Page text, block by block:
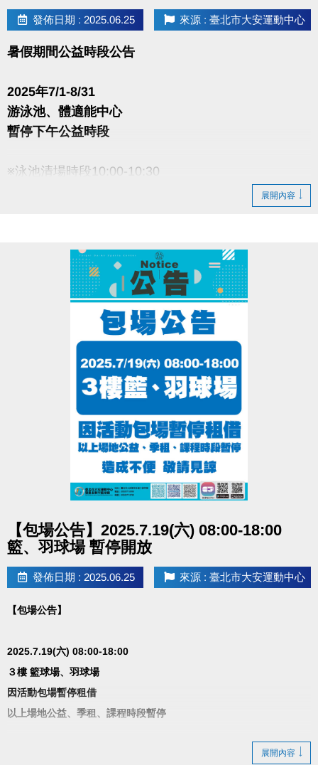
發佈日期 : 2025.06.25 來源 : 臺北市大安運動中心
暑假期間公益時段公告
2025年7/1-8/31
游泳池、體適能中心
暫停下午公益時段
※泳池清場時段10:00-10:30
展開內容
【包場公告】2025.7.19(六) 08:00-18:00
籃、羽球場 暫停開放
發佈日期 : 2025.06.25 來源 : 臺北市大安運動中心
【包場公告】
2025.7.19(六) 08:00-18:00
３樓 籃球場、羽球場
因活動包場暫停租借
以上場地公益、季租、課程時段暫停
展開內容